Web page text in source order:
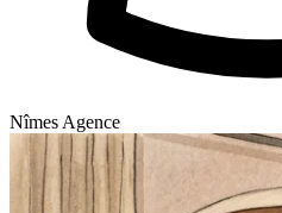
Nîmes Agence